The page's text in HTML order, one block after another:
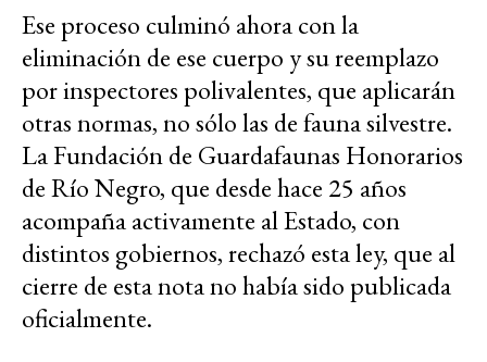
Ese proceso culminó ahora con la
eliminación de ese cuerpo y su reemplazo
por inspectores polivalentes, que aplicarán
otras normas, no sólo las de fauna silvestre.
La Fundación de Guardafaunas Honorarios
de Río Negro, que desde hace 25 años
acompaña activamente al Estado, con
distintos gobiernos, rechazó esta ley, que al
cierre de esta nota no había sido publicada
oficialmente.